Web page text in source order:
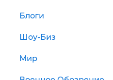
Блоги
Шоу-Биз
Мир